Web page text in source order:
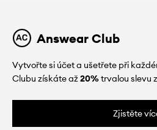
Answear Club
Vytvořte si účet a ušetřete při
Clubu získáte až20%trvalou slevu
Zjistěte